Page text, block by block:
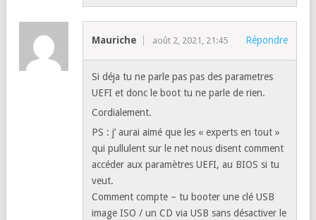
Mauriche août 2, 2021, 21:45 Répondre
Si déja tu ne parle pas pas des parametres
UEFI et donc le boot tu ne parle de rien.
Cordialement.
PS : j’ aurai aimé que les « experts en tout »
qui pullulent sur le net nous disent comment
accéder aux paramètres UEFI, au BIOS si tu
veut.
Comment compte – tu booter une clé USB
image ISO / un CD via USB sans désactiver le